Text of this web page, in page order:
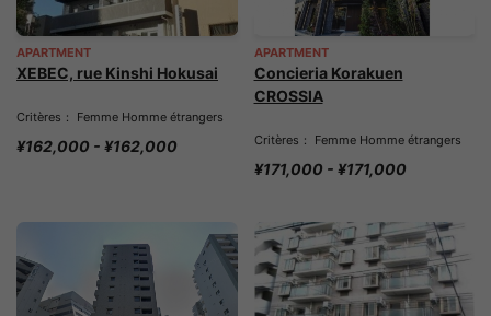
APARTMENT
XEBEC, rue Kinshi Hokusai
Critères： Femme Homme étrangers
¥162,000 - ¥162,000
APARTMENT
Concieria Korakuen
CROSSIA
Critères： Femme Homme étrangers
¥171,000 - ¥171,000